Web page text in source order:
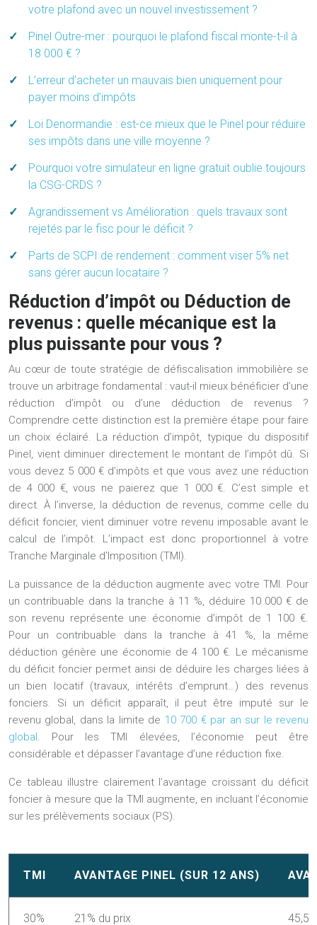
votre plafond avec un nouvel investissement ?
Pinel Outre-mer : pourquoi le plafond fiscal monte-t-il à
18 000 € ?
L’erreur d’acheter un mauvais bien uniquement pour
payer moins d’impôts
Loi Denormandie : est-ce mieux que le Pinel pour réduire
ses impôts dans une ville moyenne ?
Pourquoi votre simulateur en ligne gratuit oublie toujours
la CSG-CRDS ?
Agrandissement vs Amélioration : quels travaux sont
rejetés par le fisc pour le déficit ?
Parts de SCPI de rendement : comment viser 5% net
sans gérer aucun locataire ?
Réduction d’impôt ou Déduction de
revenus : quelle mécanique est la
plus puissante pour vous ?
Au cœur de toute stratégie de défiscalisation immobilière se
trouve un arbitrage fondamental : vaut-il mieux bénéficier d’une
réduction d’impôt ou d’une déduction de revenus ?
Comprendre cette distinction est la première étape pour faire
un choix éclairé. La réduction d’impôt, typique du dispositif
Pinel, vient diminuer directement le montant de l’impôt dû. Si
vous devez 5 000 € d’impôts et que vous avez une réduction
de 4 000 €, vous ne paierez que 1 000 €. C’est simple et
direct. À l’inverse, la déduction de revenus, comme celle du
déficit foncier, vient diminuer votre revenu imposable avant le
calcul de l’impôt. L’impact est donc proportionnel à votre
Tranche Marginale d’Imposition (TMI).
La puissance de la déduction augmente avec votre TMI. Pour
un contribuable dans la tranche à 11 %, déduire 10 000 € de
son revenu représente une économie d’impôt de 1 100 €.
Pour un contribuable dans la tranche à 41 %, la même
déduction génère une économie de 4 100 €. Le mécanisme
du déficit foncier permet ainsi de déduire les charges liées à
un bien locatif (travaux, intérêts d’emprunt…) des revenus
fonciers. Si un déficit apparaît, il peut être imputé sur le
revenu global, dans la limite de 10 700 € par an sur le revenu
global. Pour les TMI élevées, l’économie peut être
considérable et dépasser l’avantage d’une réduction fixe.
Ce tableau illustre clairement l’avantage croissant du déficit
foncier à mesure que la TMI augmente, en incluant l’économie
sur les prélèvements sociaux (PS).
TMI AVANTAGE PINEL (SUR 12 ANS)
30% 21% du prix